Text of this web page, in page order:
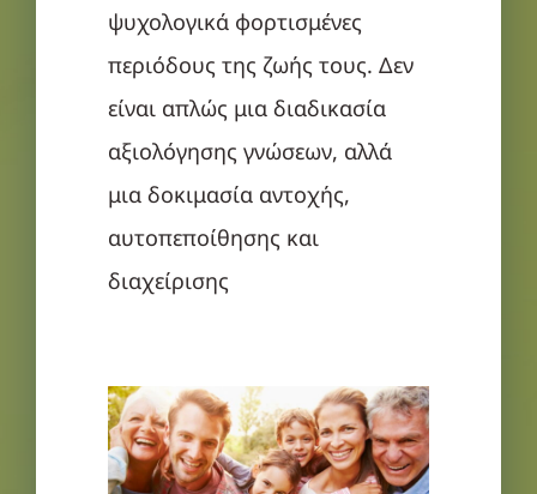
ψυχολογικά φορτισμένες
περιόδους της ζωής τους. Δεν
είναι απλώς μια διαδικασία
αξιολόγησης γνώσεων, αλλά
μια δοκιμασία αντοχής,
αυτοπεποίθησης και
διαχείρισης